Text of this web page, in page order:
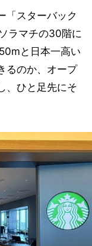
「スターバック
ラマチの30階に
と日本一高い
るのか、オープ
、ひと足先にそ